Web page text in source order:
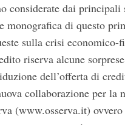
considerate dai
monografica di questo
sulla crisi economico-
riserva alcune
dell’offerta di
collaborazione per la
(www.osserva.it)